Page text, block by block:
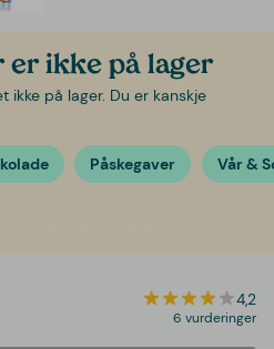
ikke på lager
på lager. Du er kanskje
Påskegaver Vår &
4,2
6 vurderinger